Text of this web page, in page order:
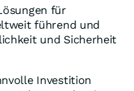
für
führend und
und Sicherheit
Investition